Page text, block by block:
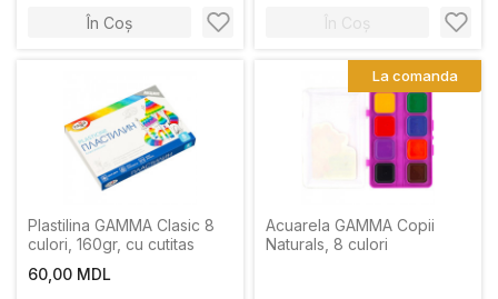
În Coș În Coș
Plastilina GAMMA Clasic 8
culori, 160gr, cu cutitas
60,00 MDL
Acuarela GAMMA Copii
Naturals, 8 culori
La comanda